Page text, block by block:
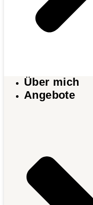
Über mich
Angebote